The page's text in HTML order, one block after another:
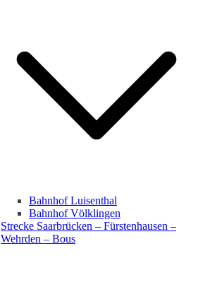
Bahnhof Luisenthal
Bahnhof Völklingen
Strecke Saarbrücken – Fürstenhausen –
Wehrden – Bous